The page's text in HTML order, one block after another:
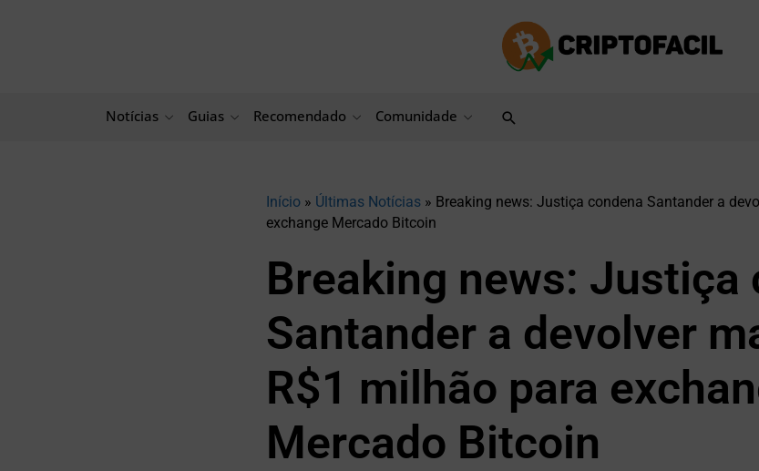
Notícias Guias Recomendado Comunidade Pesquisar
Início » Últimas Notícias » Breaking news: Justiça condena Santander a
exchange Mercado Bitcoin
Breaking news: Justiça
Santander a devolver
R$1 milhão para
Mercado Bitcoin